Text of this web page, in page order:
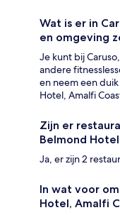
Wat is er in
en omgeving
Je kunt bij
andere
en neem een
Hotel, Amalfi
Zijn er
Belmond
Ja, er zijn 2
In wat voor
Hotel, Amalfi